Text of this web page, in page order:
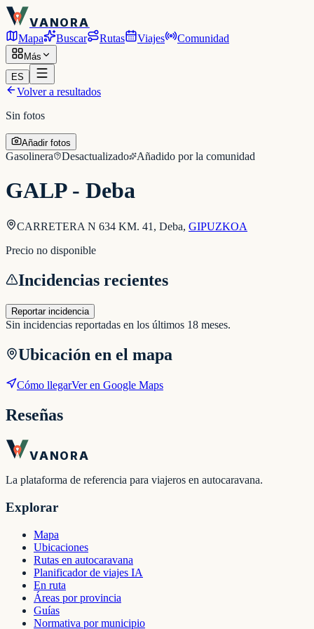
VANORA
Mapa Buscar Rutas Viajes Comunidad
Más
ES
Volver a resultados
Sin fotos
Añadir fotos
Gasolinera Desactualizado Añadido por la comunidad
GALP - Deba
CARRETERA N 634 KM. 41, Deba, GIPUZKOA
Precio no disponible
Incidencias recientes
Reportar incidencia
Sin incidencias reportadas en los últimos 18 meses.
Ubicación en el mapa
Cómo llegarVer en Google Maps
Reseñas
VANORA
La plataforma de referencia para viajeros en autocaravana.
Explorar
Mapa
Ubicaciones
Rutas en autocaravana
Planificador de viajes IA
En ruta
Áreas por provincia
Guías
Normativa por municipio